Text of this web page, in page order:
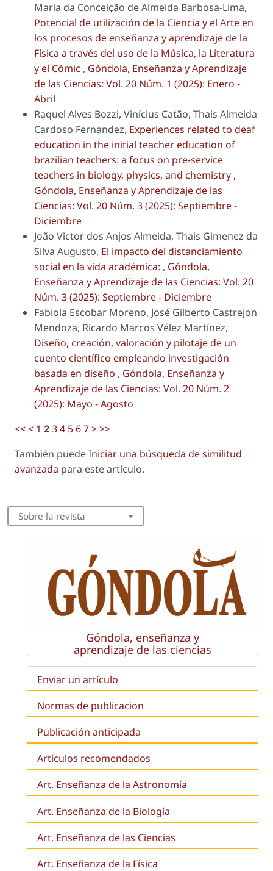
Maria da Conceição de Almeida Barbosa-Lima,
Potencial de utilización de la Ciencia y el Arte en
los procesos de enseñanza y aprendizaje de la
Física a través del uso de la Música, la Literatura
y el Cómic , Góndola, Enseñanza y Aprendizaje
de las Ciencias: Vol. 20 Núm. 1 (2025): Enero -
Abril
Raquel Alves Bozzi, Vinícius Catão, Thais Almeida
Cardoso Fernandez, Experiences related to deaf
education in the initial teacher education of
brazilian teachers: a focus on pre-service
teachers in biology, physics, and chemistry ,
Góndola, Enseñanza y Aprendizaje de las
Ciencias: Vol. 20 Núm. 3 (2025): Septiembre -
Diciembre
João Victor dos Anjos Almeida, Thais Gimenez da
Silva Augusto, El impacto del distanciamiento
social en la vida académica: , Góndola,
Enseñanza y Aprendizaje de las Ciencias: Vol. 20
Núm. 3 (2025): Septiembre - Diciembre
Fabiola Escobar Moreno, José Gilberto Castrejon
Mendoza, Ricardo Marcos Vélez Martínez,
Diseño, creación, valoración y pilotaje de un
cuento científico empleando investigación
basada en diseño , Góndola, Enseñanza y
Aprendizaje de las Ciencias: Vol. 20 Núm. 2
(2025): Mayo - Agosto
<<< 1 234 567>>>
También puedeIniciar una búsqueda de similitud
avanzada para este artículo.
Sobre la revista
Góndola, enseñanza y
aprendizaje de las ciencias
Enviar un artículo
Normas de publicacion
Publicación anticipada
Artículos recomendados
Art. Enseñanza de la Astronomía
Art. Enseñanza de la Biología
Art. Enseñanza de las Ciencias
Art. Enseñanza de la Física